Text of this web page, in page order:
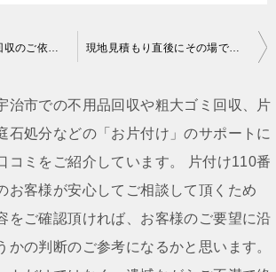
京都市にて不用品回収のご依頼 匿名希望様の声 現地見積もり直後にその場で回収。時間のないお客様にご満足いただけました！
治市での不用品回収や粗大ゴミ回収、片
石処分などの「お片付け」のサポートに
コミをご紹介しています。 片付け110番
お客様が安心してご相談して頂くため
をご確認頂ければ、お客様のご要望に沿
かの判断のご参考になるかと思います。